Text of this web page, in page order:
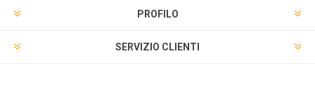
PROFILO
SERVIZIO CLIENTI